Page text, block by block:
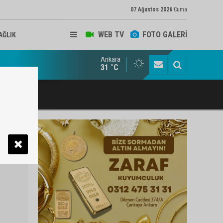
07 Ağustos 2026 Cuma
WEB TV FOTO GALERİ
ve Arabulucu Rüstem Yiğit Ahizer'e ziyaretçi akını
Ankara
31 °C